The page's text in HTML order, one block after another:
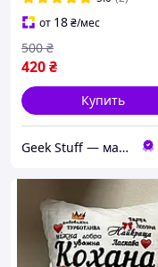
от 18₴/мес
420₴
500 ₴
Купить
Geek Stuff — магазин аниме, гиков, Kpop товаров. Сувениры с вашим принтом и полиграфия